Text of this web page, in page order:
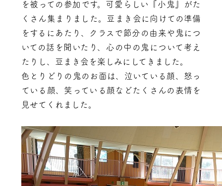
を被っての参加です。可愛らしい『小鬼』がた
くさん集まりました。豆まき会に向けての準備
をするにあたり、クラスで節分の由来や鬼につ
いての話を聞いたり、心の中の鬼について考え
たりし、豆まき会を楽しみにしてきました。
色とりどりの鬼のお面は、泣いている顔、怒っ
ている顔、笑っている顔などたくさんの表情を
見せてくれました。